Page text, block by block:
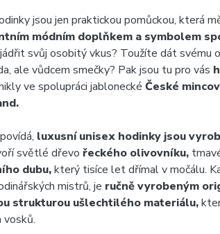
jsou jen praktickou pomůckou, která
módním doplňkem a symbolem
svůj osobitý vkus? Toužíte dát svému
ale vůdcem smečky? Pak jsou tu pro vás
ve spolupráci jablonecké České
luxusní unisex hodinky jsou
světlé dřevo řeckého olivovníku,
dubu,který tisíce let dřímal v močálu.
mistrů, je ručně vyrobeným
strukturou ušlechtilého materiálu,
vosků.